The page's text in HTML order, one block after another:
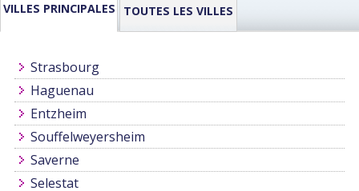
INFORMATIONS
VILLES PRINCIPALES TOUTES LES VILLES
Strasbourg
Haguenau
Entzheim
Souffelweyersheim
Saverne
Selestat